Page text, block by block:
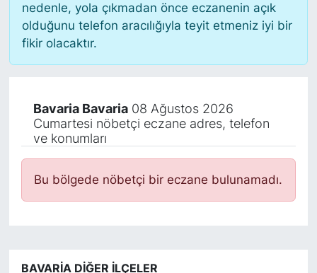
nedenle, yola çıkmadan önce eczanenin açık
olduğunu telefon aracılığıyla teyit etmeniz iyi bir
fikir olacaktır.
Bavaria Bavaria08 Ağustos 2026
Cumartesi nöbetçi eczane adres, telefon
ve konumları
Bu bölgede nöbetçi bir eczane bulunamadı.
BAVARIA DIĞER İLÇELER